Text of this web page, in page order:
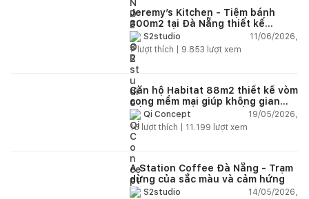
Jeremy’s Kitchen - Tiệm bánh
300m2 tại Đà Nẵng thiết kế
phong cách công nghiệp hiện đại
ngập tràn ánh sáng tự nhiên
S2studio
11/06/2026,
7lượt thích | 9.853 lượt xem
Căn hộ Habitat 88m2 thiết kế vòm
cong mềm mại giúp không gian
sống hiện đại trở nên ấm áp hơn
Qi Concept
19/05/2026,
15 lượt thích | 11.199 lượt xem
A Station Coffee Đà Nẵng - Trạm
dừng của sắc màu và cảm hứng
S2studio
14/05/2026,